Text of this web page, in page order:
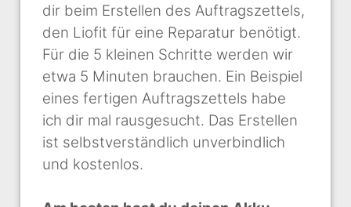
dir beim Erstellen des Auftragszettels,
den Liofit für eine Reparatur benötigt.
Für die 5 kleinen Schritte werden wir
etwa 5 Minuten brauchen. Ein Beispiel
eines fertigen Auftragszettels habe
ich dir mal rausgesucht. Das Erstellen
ist selbstverständlich unverbindlich
und kostenlos.